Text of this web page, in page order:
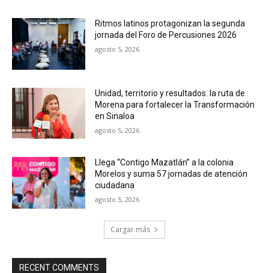
Ritmos latinos protagonizan la segunda
jornada del Foro de Percusiones 2026
agosto 5, 2026
Unidad, territorio y resultados: la ruta de
Morena para fortalecer la Transformación
en Sinaloa
agosto 5, 2026
Llega “Contigo Mazatlán” a la colonia
Morelos y suma 57 jornadas de atención
ciudadana
agosto 5, 2026
Cargar más
RECENT COMMENTS